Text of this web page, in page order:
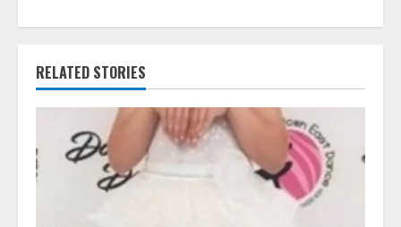
n
u
e
e
RELATED STORIES